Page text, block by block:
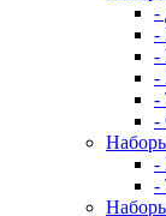
-
-
-
-
-
-
-
-